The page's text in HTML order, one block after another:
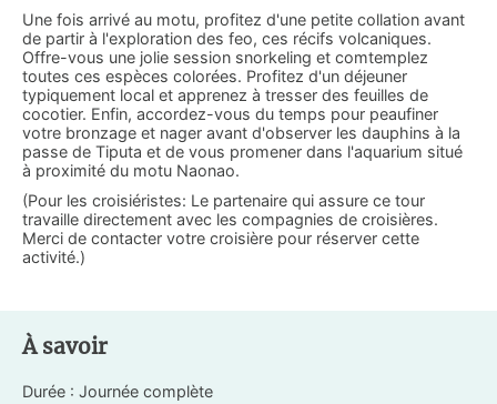
Une fois arrivé au motu, profitez d'une petite collation avant
de partir à l'exploration des feo, ces récifs volcaniques.
Offre-vous une jolie session snorkeling et comtemplez
toutes ces espèces colorées. Profitez d'un déjeuner
typiquement local et apprenez à tresser des feuilles de
cocotier. Enfin, accordez-vous du temps pour peaufiner
votre bronzage et nager avant d'observer les dauphins à la
passe de Tiputa et de vous promener dans l'aquarium situé
à proximité du motu Naonao.
(Pour les croisiéristes: Le partenaire qui assure ce tour
travaille directement avec les compagnies de croisières.
Merci de contacter votre croisière pour réserver cette
activité.)
À savoir
Durée : Journée complète